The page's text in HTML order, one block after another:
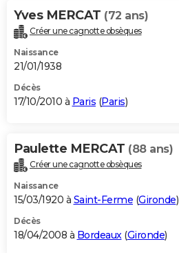
Yves MERCAT (72 ans)
Créer une cagnotte obsèques
Naissance
21/01/1938
Décès
17/10/2010 à Paris (Paris)
Paulette MERCAT (88 ans)
Créer une cagnotte obsèques
Naissance
15/03/1920 à Saint-Ferme (Gironde)
Décès
18/04/2008 à Bordeaux(Gironde)